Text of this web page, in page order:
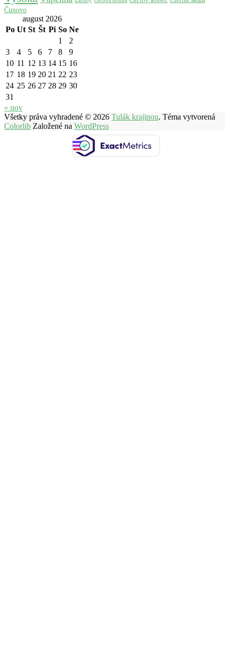
Čunovo
august 2026
Po Ut St Št Pi So Ne
1
2
3
4 5 6 7 8
9
10 11 12 13 14 15 16
17 18 19 20 21 22 23
24 25 26 27 28 29 30
31
« nov
Všetky práva vyhradené © 2026 Tulák krajinou. Téma vytvorená
Colorlib Založené na WordPress